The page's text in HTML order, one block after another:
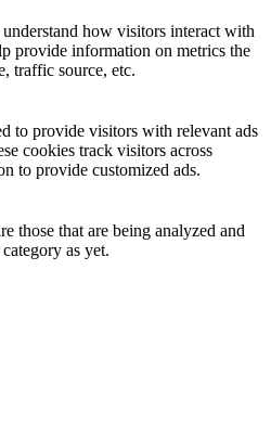
how visitors interact with
provide information on metrics the
traffic source, etc.
to provide visitors with relevant ads
cookies track visitors across
to provide customized ads.
those that are being analyzed and
as yet.